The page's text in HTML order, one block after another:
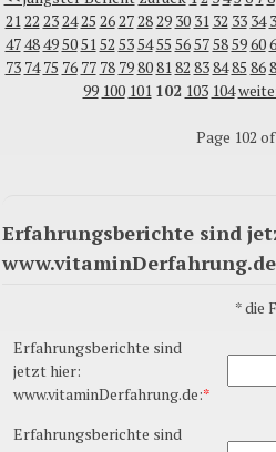
2122 232425 26272829 30 31 32 33 34
474849505152 535455 5657585960
73 74 75 76 77 78 79808182 838485 86
99 100 101 102 103 104
Page 102
Erfahrungsberichte sind
www.vitaminDerfahrung.de
*die
Erfahrungsberichte sind
jetzt hier:
www.vitaminDerfahrung.de:*
Erfahrungsberichte sind